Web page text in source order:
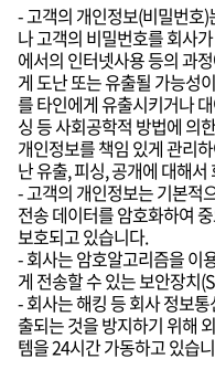
- 고객의 개인정보(비밀번호
나 고객의 비밀번호를 회사
에서의 인터넷사용 등의 과
게 도난 또는 유출될 가능성
를 타인에게 유출시키거나
싱 등 사회공학적 방법에 의
개인정보를 책임 있게 관리
난 유출, 피싱, 공개에 대해
- 고객의 개인정보는 기본적
전송 데이터를 암호화하여
보호되고 있습니다.
- 회사는 암호알고리즘을 이
게 전송할 수 있는 보안장치
- 회사는 해킹 등 회사 정보
출되는 것을 방지하기 위해
템을 24시간 가동하고 있습